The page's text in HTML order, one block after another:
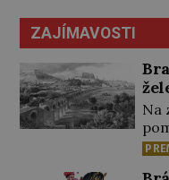
ZAJÍMAVOSTI
Na